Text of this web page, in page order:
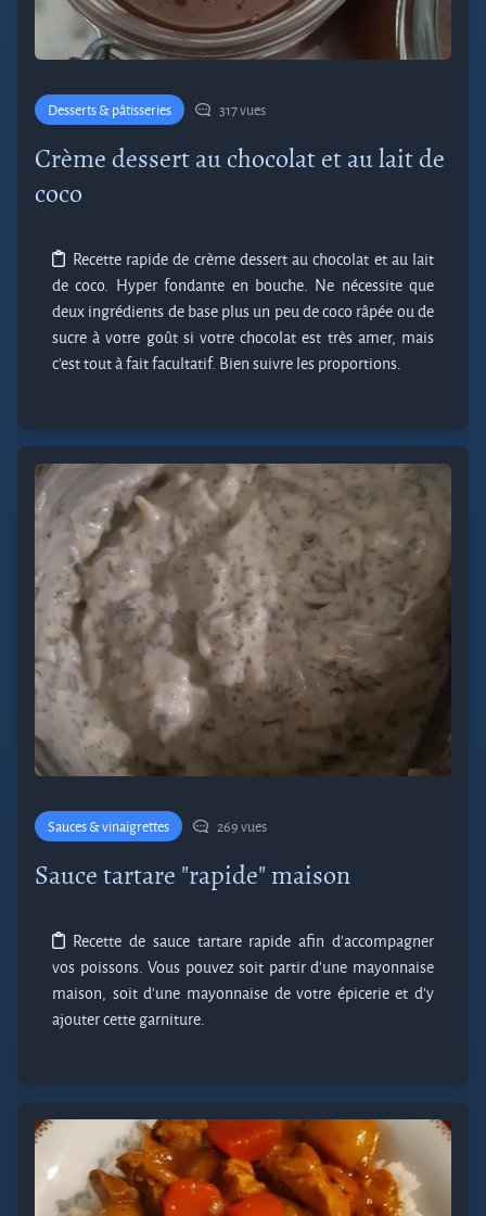
Desserts & pâtisseries 317 vues
Crème dessert au chocolat et au lait de
coco
Recette rapide de crème dessert au chocolat et au lait
de coco. Hyper fondante en bouche. Ne nécessite que
deux ingrédients de base plus un peu de coco râpée ou de
sucre à votre goût si votre chocolat est très amer, mais
c'est tout à fait facultatif. Bien suivre les proportions.
Sauces & vinaigrettes 269 vues
Sauce tartare "rapide" maison
Recette de sauce tartare rapide afin d'accompagner
vos poissons. Vous pouvez soit partir d'une mayonnaise
maison, soit d'une mayonnaise de votre épicerie et d'y
ajouter cette garniture.